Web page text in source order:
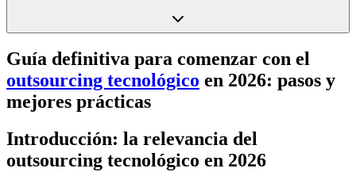
Guía definitiva para comenzar con el
outsourcing tecnológico en 2026: pasos y
mejores prácticas
Introducción: la relevancia del
outsourcing tecnológico en 2026